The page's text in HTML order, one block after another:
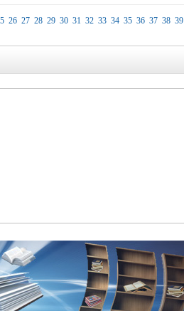
26 27 28 29 30 31 32 33 34 35 36 37 38 39